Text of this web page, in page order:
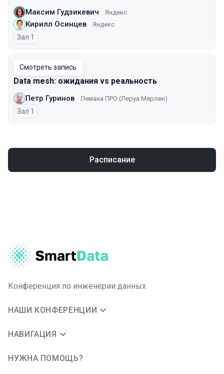
Максим Гудзикевич Яндекс
Кирилл Осинцев Яндекс
Зал 1
Смотреть запись
Data mesh: ожидания vs реальность
Петр Гуринов Лемана ПРО (Леруа Мерлен)
Зал 1
Расписание
Конференция по инженерии данных
НАШИ КОНФЕРЕНЦИИ
НАВИГАЦИЯ
НУЖНА ПОМОЩЬ?